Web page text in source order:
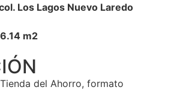
Los Lagos Nuevo Laredo
m2
del Ahorro, formato